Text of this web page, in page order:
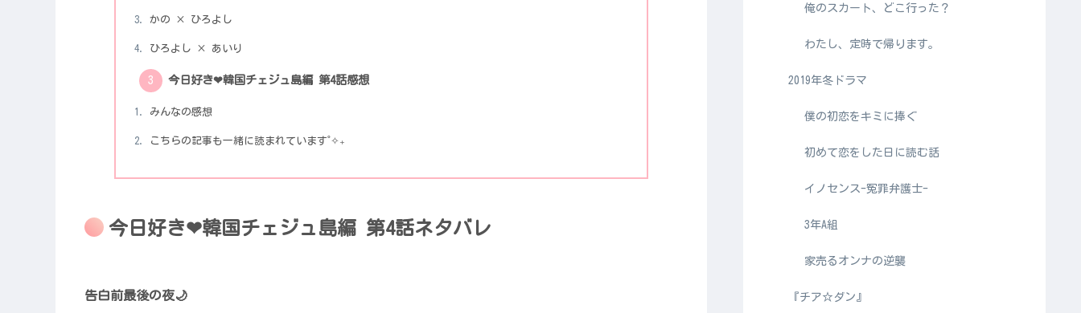
かの × ひろよし
ひろよし × あいり
今日好き❤︎韓国チェジュ島編 第4話感想
みんなの感想
こちらの記事も一緒に読まれています˚✧₊
今日好き❤︎韓国チェジュ島編 第4話ネタバレ
告白前最後の夜🌙
俺のスカート、どこ行った？
わたし、定時で帰ります。
2019年冬ドラマ
僕の初恋をキミに捧ぐ
初めて恋をした日に読む話
イノセンス-冤罪弁護士-
3年A組
家売るオンナの逆襲
『チア☆ダン』